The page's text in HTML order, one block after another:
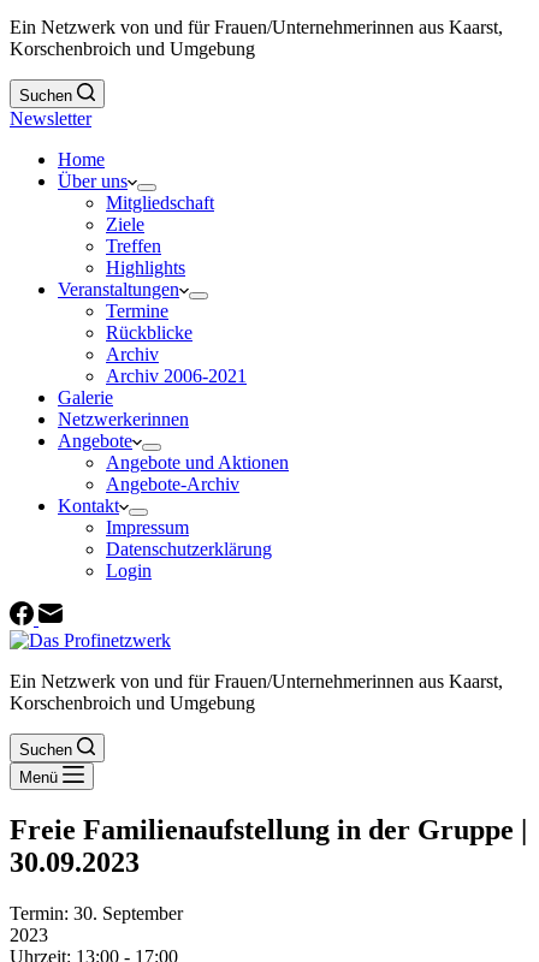
Ein Netzwerk von und für Frauen/Unternehmerinnen aus Kaarst,
Korschenbroich und Umgebung
Suchen
Newsletter
Home
Über uns
Mitgliedschaft
Ziele
Treffen
Highlights
Veranstaltungen
Termine
Rückblicke
Archiv
Archiv 2006-2021
Galerie
Netzwerkerinnen
Angebote
Angebote und Aktionen
Angebote-Archiv
Kontakt
Impressum
Datenschutzerklärung
Login
Ein Netzwerk von und für Frauen/Unternehmerinnen aus Kaarst,
Korschenbroich und Umgebung
Suchen
Menü
Freie Familienaufstellung in der Gruppe |
30.09.2023
Termin: 30. September
2023
Uhrzeit: 13:00 - 17:00